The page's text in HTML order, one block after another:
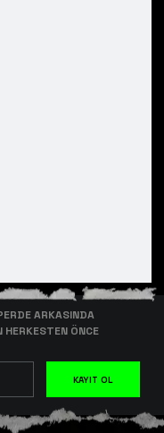
ARKASINDA
HERKESTEN ÖNCE
KAYIT OL